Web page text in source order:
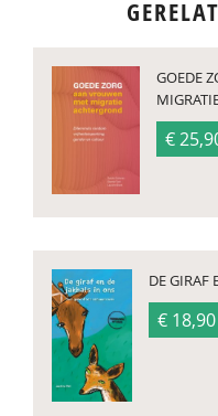
GOEDE
€
DE GIRAF
€ 18,90